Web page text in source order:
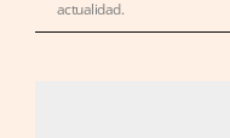
actualidad.